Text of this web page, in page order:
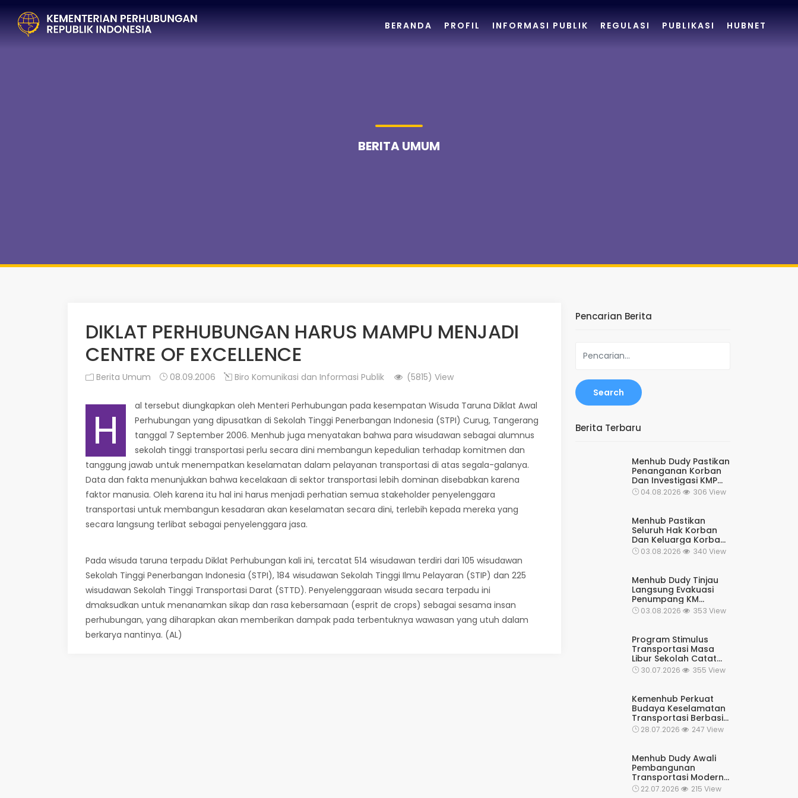
BERITA UMUM
DIKLAT PERHUBUNGAN HARUS MAMPU MENJADI
CENTRE OF EXCELLENCE
Berita Umum 08.09.2006 Biro Komunikasi dan Informasi Publik (5815) View
H
al tersebut diungkapkan oleh Menteri Perhubungan pada kesempatan Wisuda Taruna Diklat Awal
Perhubungan yang dipusatkan di Sekolah Tinggi Penerbangan Indonesia (STPI) Curug, Tangerang
tanggal 7 September 2006. Menhub juga menyatakan bahwa para wisudawan sebagai alumnus
sekolah tinggi transportasi perlu secara dini membangun kepedulian terhadap komitmen dan
tanggung jawab untuk menempatkan keselamatan dalam pelayanan transportasi di atas segala-galanya.
Data dan fakta menunjukkan bahwa kecelakaan di sektor transportasi lebih dominan disebabkan karena
faktor manusia. Oleh karena itu hal ini harus menjadi perhatian semua stakeholder penyelenggara
transportasi untuk membangun kesadaran akan keselamatan secara dini, terlebih kepada mereka yang
secara langsung terlibat sebagai penyelenggara jasa.
Pada wisuda taruna terpadu Diklat Perhubungan kali ini, tercatat 514 wisudawan terdiri dari 105 wisudawan
Sekolah Tinggi Penerbangan Indonesia (STPI), 184 wisudawan Sekolah Tinggi Ilmu Pelayaran (STIP) dan 225
wisudawan Sekolah Tinggi Transportasi Darat (STTD). Penyelenggaraan wisuda secara terpadu ini
dmaksudkan untuk menanamkan sikap dan rasa kebersamaan (esprit de crops) sebagai sesama insan
perhubungan, yang diharapkan akan memberikan dampak pada terbentuknya wawasan yang utuh dalam
berkarya nantinya. (AL)
Pencarian Berita
Search
Berita Terbaru
Menhub Dudy Pastikan
Penanganan Korban
Dan Investigasi KMP
Mutiara Sentosa II
Operasi SAR Rutin
Kesiapsiagaan
04.08.2026 306 View
Menhub Pastikan
Seluruh Hak Korban
Dan Keluarga Korban
KMP Mutiara Sentosa II
03.08.2026 340 View
Menhub Dudy Tinjau
Langsung Evakuasi
Penumpang KM
Mutiara Sentosa II,
Pastikan Operasi
Terus Berjalan
03.08.2026 353 View
Program Stimulus
Transportasi Masa
Libur Sekolah Catat
Respons Positif
30.07.2026 355 View
Kemenhub Perkuat
Budaya Keselamatan
Transportasi Berbasis
Digital
28.07.2026 247 View
Menhub Dudy Awali
Pembangunan
Transportasi Modern
MASTRAN Di Cekungan
22.07.2026 215 View
BERANDA PROFIL INFORMASI PUBLIK REGULASI PUBLIKASI HUBNET